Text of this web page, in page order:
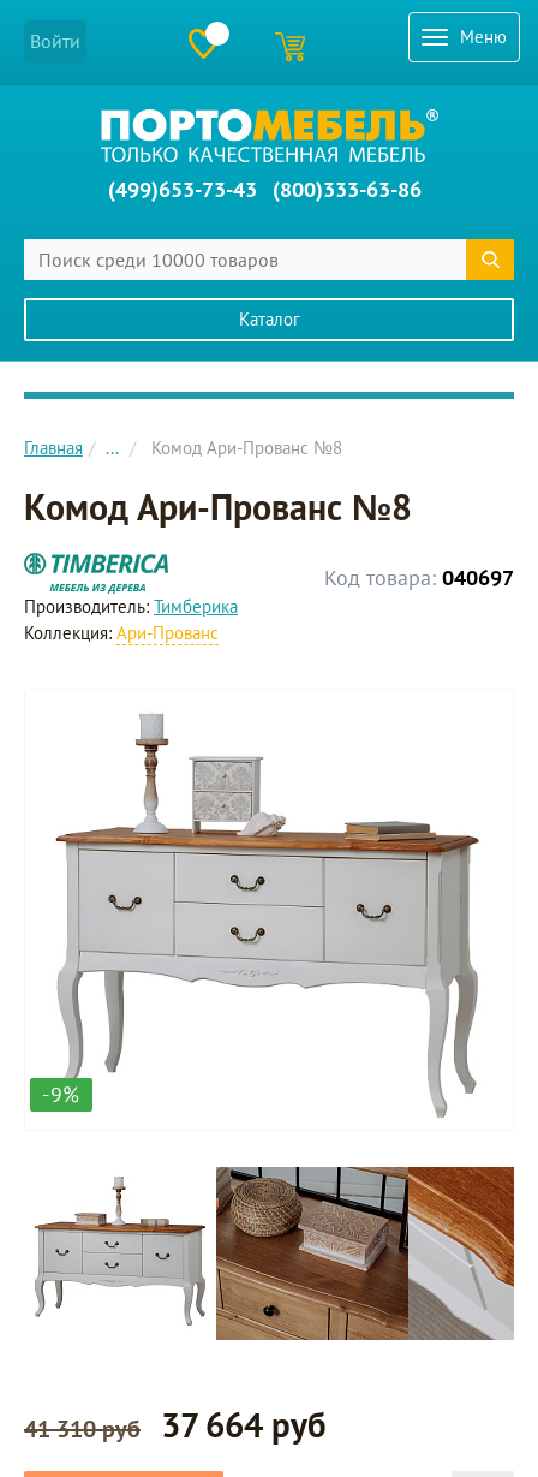
Меню
Войти
(499)653-73-43 (800)333-63-86
Каталог
Главное меню сайта
Главная ... Комод Ари-Прованс №8
Комод Ари-Прованс №8
Код товара: 040697
Производитель: Тимберика
Коллекция: Ари-Прованс
-9%
41 310 руб 37 664 руб